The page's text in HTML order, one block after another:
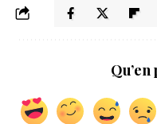
Qu’en